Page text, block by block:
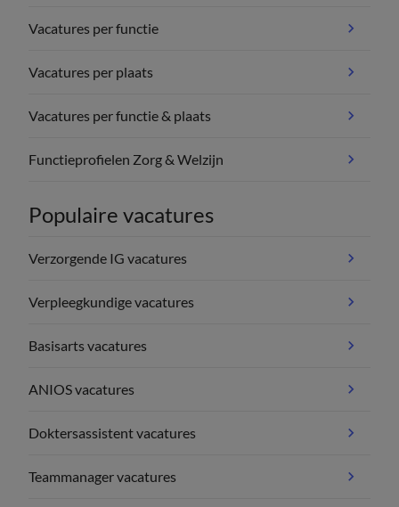
Vacatures per functie
Vacatures per plaats
Vacatures per functie & plaats
Functieprofielen Zorg & Welzijn
Populaire vacatures
Verzorgende IG vacatures
Verpleegkundige vacatures
Basisarts vacatures
ANIOS vacatures
Doktersassistent vacatures
Teammanager vacatures